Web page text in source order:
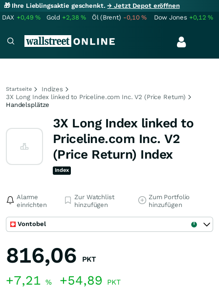
🎁 Ihre Lieblingsaktie geschenkt.→ Jetzt Depot eröffnen
DAX +0,49% Gold +2,38% Öl (Brent) -0,10% Dow Jones +0,12%
Startseite
Indizes
3X Long Index linked to Priceline.com Inc. V2 (Price Return)
Handelsplätze
3X Long Index linked to
Priceline.com Inc. V2
(Price Return) Index
Index
Alarme
einrichten
Zur Watchlist
hinzufügen
Zum Portfolio
hinzufügen
Vontobel
816,06 PKT
+7,21 % +54,89 PKT